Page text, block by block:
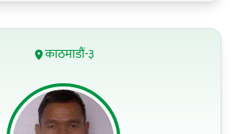
काठमाडौं-३